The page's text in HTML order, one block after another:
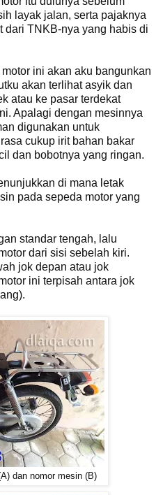
layak jalan, serta pajaknya
dari TNKB-nya yang habis di
ini akan aku bangunkan
akan terlihat asyik dan
atau ke pasar terdekat
Apalagi dengan mesinnya
digunakan untuk
cukup irit bahan bakar
dan bobotnya yang ringan.
di mana letak
pada sepeda motor yang
standar tengah, lalu
dari sisi sebelah kiri.
jok depan atau jok
ini terpisah antara jok
dan nomor mesin (B)